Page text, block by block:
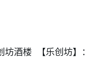
酒楼 【乐创坊】：